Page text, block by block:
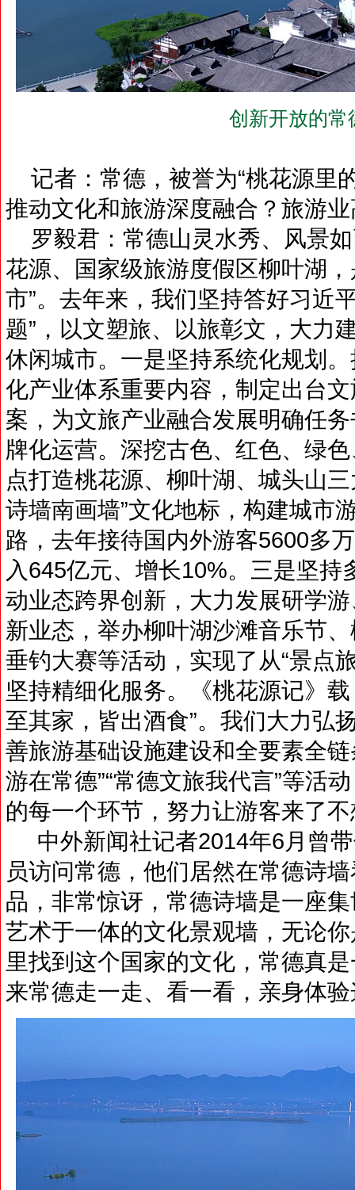
创新开放的常
记者：常德，被誉为“桃花源里
推动文化和旅游深度融合？旅游
罗毅君：常德山灵水秀、风景
花源、国家级旅游度假区柳叶湖
市”。去年来，我们坚持答好习近
题”，以文塑旅、以旅彰文，大力
休闲城市。一是坚持系统化规划
化产业体系重要内容，制定出台
案，为文旅产业融合发展明确任
牌化运营。深挖古色、红色、绿
点打造桃花源、柳叶湖、城头山
诗墙南画墙”文化地标，构建城市
路，去年接待国内外游客5600多
入645亿元、增长10%。三是坚持
动业态跨界创新，大力发展研学
新业态，举办柳叶湖沙滩音乐节
垂钓大赛等活动，实现了从“景点
坚持精细化服务。《桃花源记》
至其家，皆出酒食”。我们大力弘
善旅游基础设施建设和全要素全
游在常德”“常德文旅我代言”等活
的每一个环节，努力让游客来了
中外新闻社记者2014年6月曾
员访问常德，他们居然在常德诗
品，非常惊讶，常德诗墙是一座
艺术于一体的文化景观墙，无论
里找到这个国家的文化，常德真
来常德走一走、看一看，亲身体